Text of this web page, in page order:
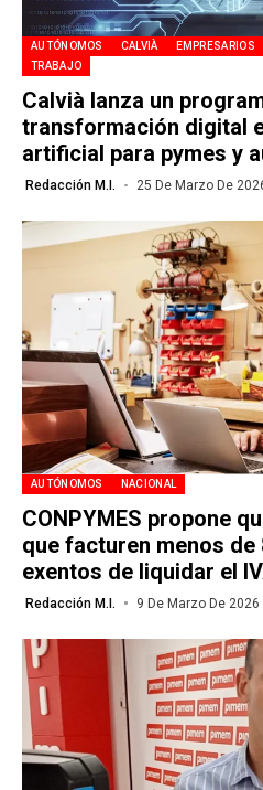
AUTÓNOMOS CALVIÀ EMPRESARIOS
TRABAJO
Calvià lanza un
transformación digital
artificial para pymes y
Redacción M.I. 25 De Marzo De
AUTÓNOMOS NACIONAL
CONPYMES propone
que facturen menos de
exentos de liquidar el
Redacción M.I. 9 De Marzo De 2026